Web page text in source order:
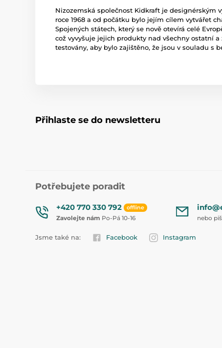
Nizozemská společnost Kidkraft je designérským
roce 1968 a od počátku bylo jejím cílem vytvářet
Spojených státech, který se nově otevírá celé
což vyvyšuje jejich produkty nad všechny ostatní
testovány, aby bylo zajištěno, že jsou v souladu s
Přihlaste se do newsletteru
Potřebujete poradit
+420 770 330 792 offline
Zavolejte nám Po-Pá 10-16 nebo
Jsme také na: Facebook Instagram